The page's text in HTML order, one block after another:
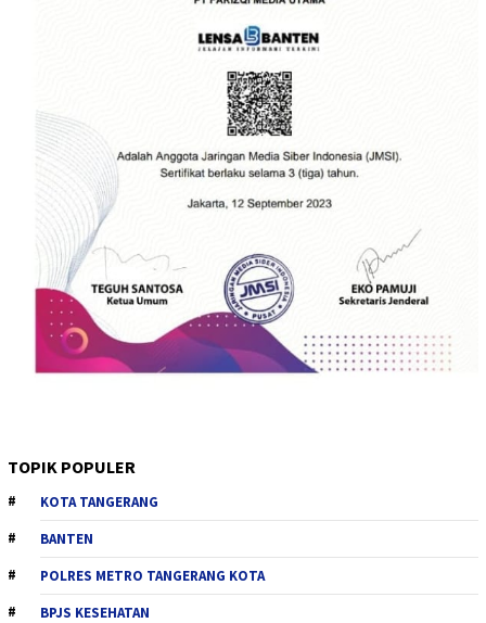
TOPIK POPULER
KOTA TANGERANG
BANTEN
POLRES METRO TANGERANG KOTA
BPJS KESEHATAN